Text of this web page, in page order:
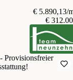
€ 5.890,13/
€
Provisionsfreier